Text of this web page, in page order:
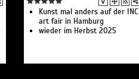
Kunst mal anders auf der INC
art fair in Hamburg
wieder im Herbst 2025